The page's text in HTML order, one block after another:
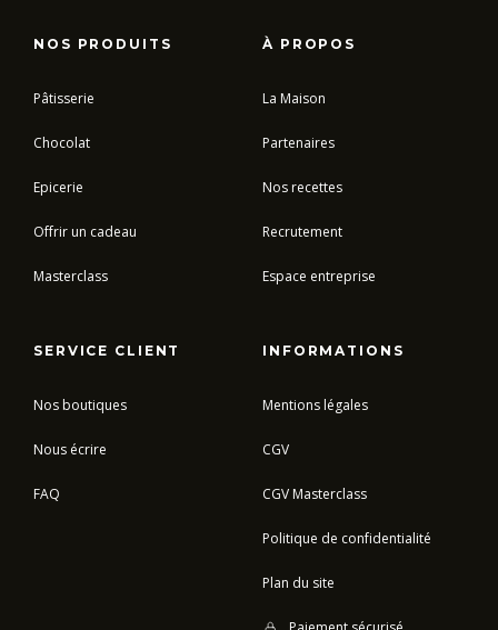
NOS PRODUITS
Pâtisserie
Chocolat
Epicerie
Offrir un cadeau
Masterclass
À PROPOS
La Maison
Partenaires
Nos recettes
Recrutement
Espace entreprise
SERVICE CLIENT
Nos boutiques
Nous écrire
FAQ
INFORMATIONS
Mentions légales
CGV
CGV Masterclass
Politique de confidentialité
Plan du site